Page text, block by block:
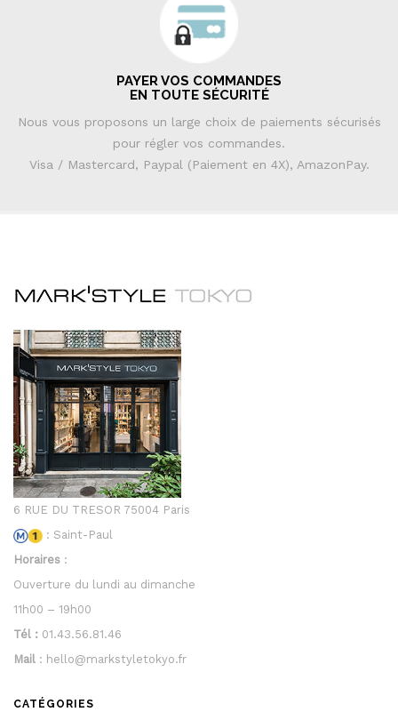
PAYER VOS COMMANDES
EN TOUTE SÉCURITÉ
Nous vous proposons un large choix de paiements sécurisés
pour régler vos commandes.
Visa / Mastercard, Paypal (Paiement en 4X), AmazonPay.
6 RUE DU TRESOR 75004 Paris
: Saint-Paul
Horaires :
Ouverture du lundi au dimanche
11h00 – 19h00
Tél : 01.43.56.81.46
Mail : hello@markstyletokyo.fr
CATÉGORIES